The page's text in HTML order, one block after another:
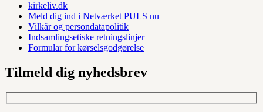
kirkeliv.dk
Meld dig ind i Netværket PULS nu
Vilkår og persondatapolitik
Indsamlingsetiske retningslinjer
Formular for kørselsgodgørelse
Tilmeld dig nyhedsbrev